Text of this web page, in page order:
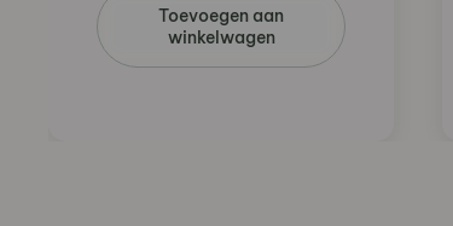
Toevoegen aan
winkelwagen